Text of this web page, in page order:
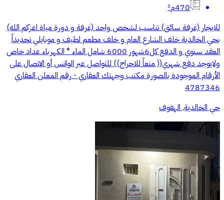
470م²
للايجار (غرفة سائق) تناسب لشخص واحد (غرفة و دورة مياة اعزكم الله)
بحي الخالدية خلف الشارع العام و خلف مطعم لطيف و موبايلي تحديداً
العقد سنوي و الدفع كل6شهور 6000 شامل الماء * الكهرباء عداد خاص
ولايوجد دفع شهري(( منعاً للاحراج)) للتواصل عبر الواتس أو الاتصال على
الأرقام الموجودة بالصورة مكتب وجهتك العقاري - رقم المعلن العقاري
4787346
حي الخالدية, الهفوف